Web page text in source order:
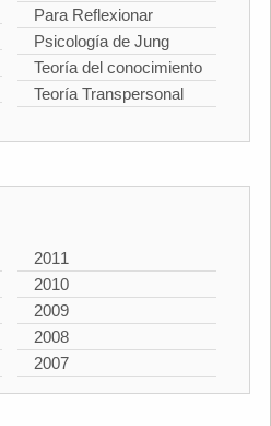
Para Reflexionar
Psicología de Jung
Teoría del conocimiento
Teoría Transpersonal
2011
2010
2009
2008
2007